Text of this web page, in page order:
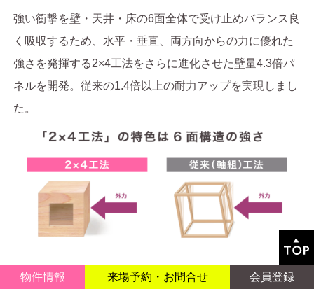
物件情報 来場予約 ・ お問合せ 会員登録
強い衝撃を壁・天井・床の6面全体で受け止めバランス良
く吸収するため、水平・垂直、両方向からの力に優れた
強さを発揮する2×4工法をさらに進化させた壁量4.3倍パ
ネルを開発。 従来の1.4倍以上の耐力アップを実現しまし
た。